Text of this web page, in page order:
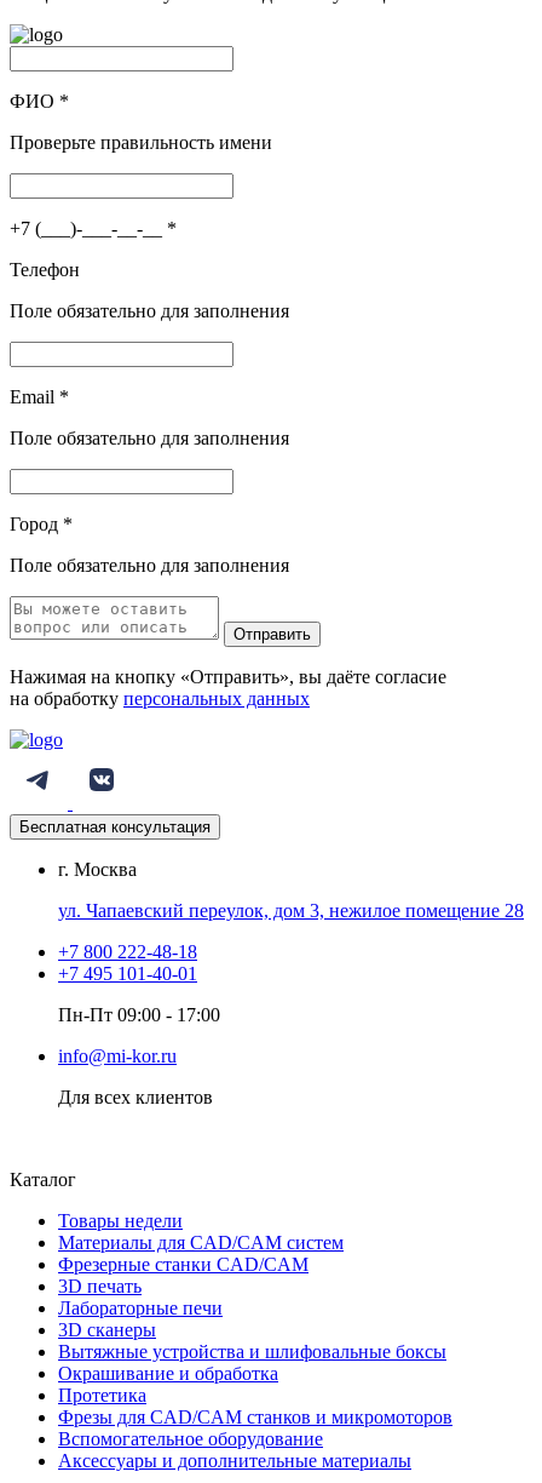
ФИО *
Проверьте правильность имени
+7 (___)-___-__-__ *
Телефон
Поле обязательно для заполнения
Email *
Поле обязательно для заполнения
Город *
Поле обязательно для заполнения
Отправить
Нажимая на кнопку «Отправить», вы даёте согласие
на обработку персональных данных
Бесплатная консультация
г. Москва
ул. Чапаевский переулок, дом 3, нежилое помещение 28
+7 800 222-48-18
+7 495 101-40-01
Пн-Пт 09:00 - 17:00
info@mi-kor.ru
Для всех клиентов
Каталог
Товары недели
Материалы для CAD/CAM систем
Фрезерные станки CAD/CAM
3D печать
Лабораторные печи
3D сканеры
Вытяжные устройства и шлифовальные боксы
Окрашивание и обработка
Протетика
Фрезы для CAD/CAM станков и микромоторов
Вспомогательное оборудование
Аксессуары и дополнительные материалы